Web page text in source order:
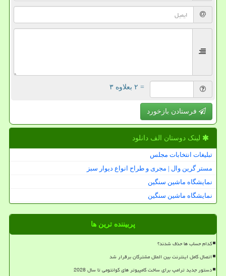
= ۲ بعلاوه ۳
فرستادن بازخورد
لینک دوستان الف دانلود
تبلیغات انتخابات مجلس
مستر گرین وال | مجری و طراح انواع دیوار سبز
نمایشگاه ماشین سنگین
نمایشگاه ماشین سنگین
پربیننده ترین ها
کدام حساب ها حذف شدند؟
اتصال کامل اینترنت بین الملل مشترکان برقرار شد
دستور جدید ترامپ برای ساخت کامپیوتر های کوانتومی تا سال 2028